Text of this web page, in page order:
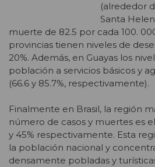
(alrededor
Santa
muerte de 82.5 por cada 100.
provincias tienen niveles de
20%. Además, en Guayas los
población a servicios básicos y
(66.6 y 85.7%, respectivamente).
Finalmente en Brasil, la región
número de casos y muertes es
y 45% respectivamente. Esta
la población nacional y
densamente pobladas y